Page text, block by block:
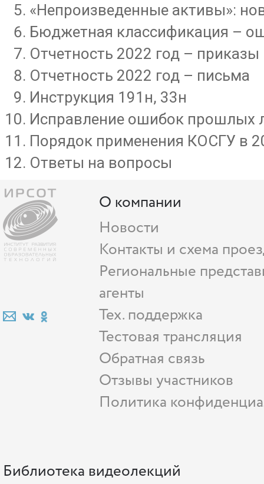
«Непроизведенные активы»:
Бюджетная классификация –
Отчетность 2022 год – приказы
Отчетность 2022 год – письма
Инструкция 191н, 33н
Исправление ошибок прошлых
Порядок применения КОСГУ в
Ответы на вопросы
О компании
Новости
Контакты и схема
Региональные
агенты
Тех. поддержка
Тестовая трансляция
Обратная связь
Отзывы участников
Политика
Библиотека видеолекций